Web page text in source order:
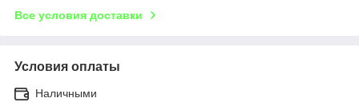
Все условия доставки
Условия оплаты
Наличными